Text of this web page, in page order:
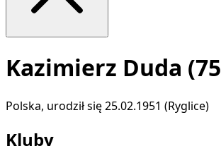
Kazimierz Duda
Polska, urodził się 25.02.1951 (Ryglice)
Kluby